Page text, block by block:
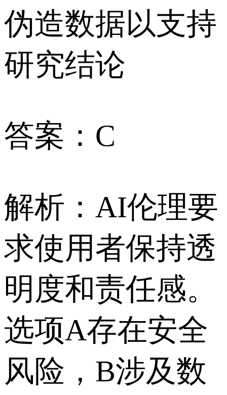
伪造数据以支持
研究结论
答案：C
解析：AI伦理要
求使用者保持透
明度和责任感。
选项A存在安全
风险，B涉及数